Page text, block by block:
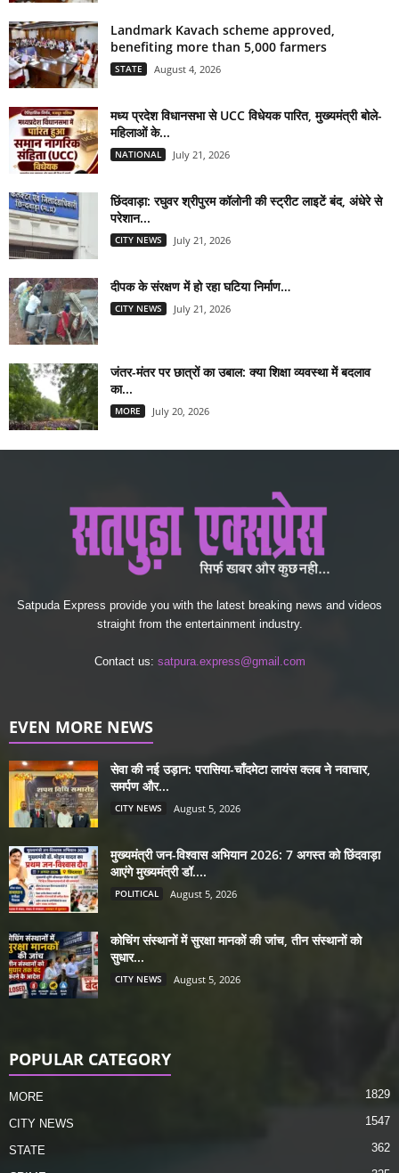
Landmark Kavach scheme approved,
benefiting more than 5,000 farmers
STATE August 4, 2026
मध्य प्रदेश विधानसभा से UCC विधेयक पारित, मुख्यमंत्री बोले-
महिलाओं के...
NATIONAL July 21, 2026
छिंदवाड़ा: रघुवर श्रीपुरम कॉलोनी की स्ट्रीट लाइटें बंद, अंधेरे से
परेशान...
CITY NEWS July 21, 2026
दीपक के संरक्षण में हो रहा घटिया निर्माण…
CITY NEWS July 21, 2026
जंतर-मंतर पर छात्रों का उबाल: क्या शिक्षा व्यवस्था में बदलाव
का...
MORE July 20, 2026
Satpuda Express provide you with the latest breaking news and videos
straight from the entertainment industry.
Contact us: satpura.express@gmail.com
EVEN MORE NEWS
सेवा की नई उड़ान: परासिया-चाँदमेटा लायंस क्लब ने नवाचार,
समर्पण और...
CITY NEWS August 5, 2026
मुख्यमंत्री जन-विश्वास अभियान 2026: 7 अगस्त को छिंदवाड़ा
आएंगे मुख्यमंत्री डॉ....
POLITICAL August 5, 2026
कोचिंग संस्थानों में सुरक्षा मानकों की जांच, तीन संस्थानों को
सुधार...
CITY NEWS August 5, 2026
POPULAR CATEGORY
MORE 1829
CITY NEWS 1547
STATE 362